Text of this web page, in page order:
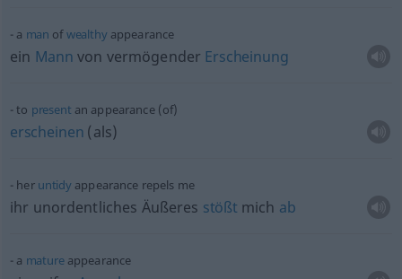
a man ofwealthyappearance
ein Mann von vermögender Erscheinung
to present an appearance (of)
erscheinen (als)
her untidy appearance repels me
ihr unordentliches Äußeres stößt mich ab
a matureappearance